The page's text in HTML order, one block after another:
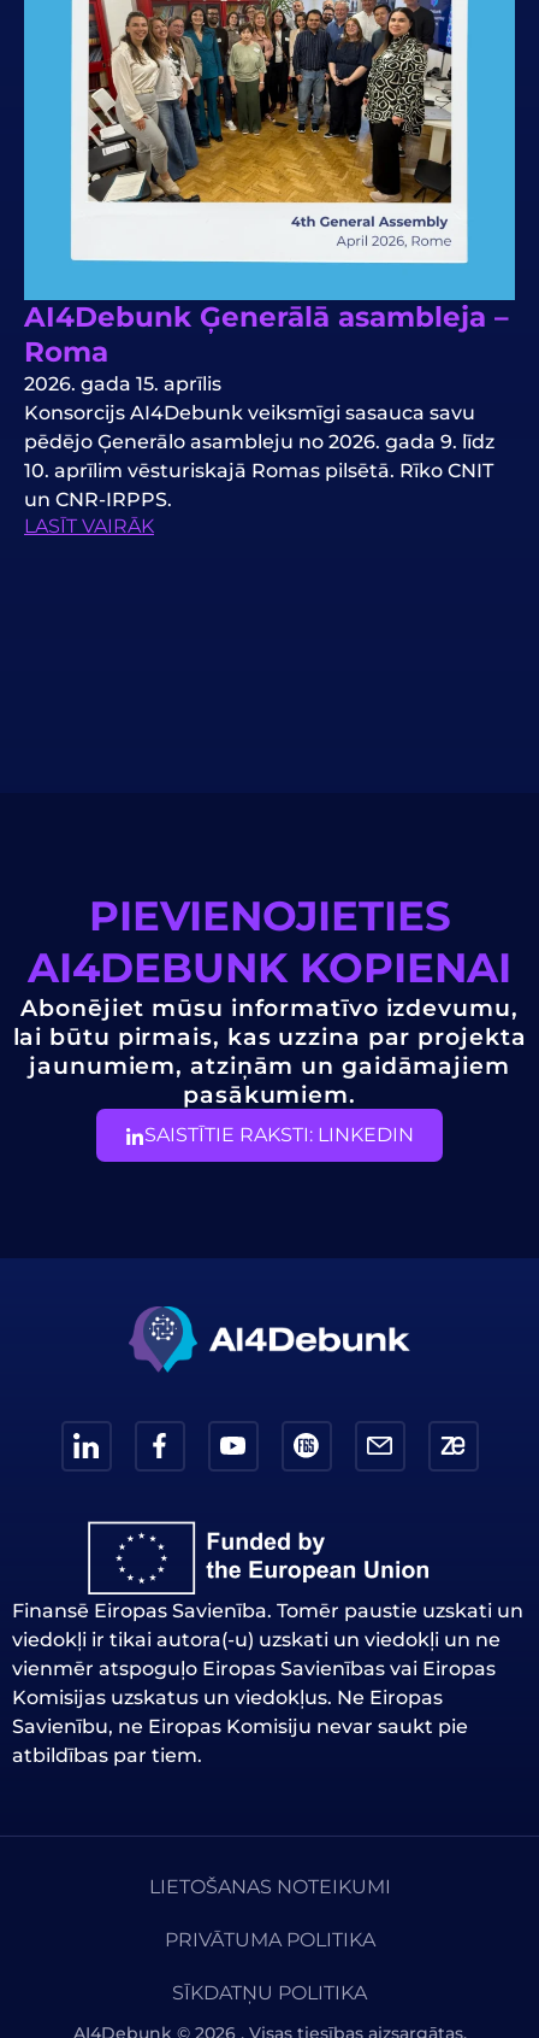
AI4Debunk Ģenerālā asambleja –
Roma
2026. gada 15. aprīlis
Konsorcijs AI4Debunk veiksmīgi sasauca savu
pēdējo Ģenerālo asambleju no 2026. gada 9. līdz
10. aprīlim vēsturiskajā Romas pilsētā. Rīko CNIT
un CNR-IRPPS.
LASĪT VAIRĀK
PIEVIENOJIETIES
AI4DEBUNK KOPIENAI
Abonējiet mūsu informatīvo izdevumu,
lai būtu pirmais, kas uzzina par projekta
jaunumiem, atziņām un gaidāmajiem
pasākumiem.
SAISTĪTIE RAKSTI: LINKEDIN
Finansē Eiropas Savienība. Tomēr paustie uzskati un
viedokļi ir tikai autora(-u) uzskati un viedokļi un ne
vienmēr atspoguļo Eiropas Savienības vai Eiropas
Komisijas uzskatus un viedokļus. Ne Eiropas
Savienību, ne Eiropas Komisiju nevar saukt pie
atbildības par tiem.
LIETOŠANAS NOTEIKUMI
PRIVĀTUMA POLITIKA
SĪKDATŅU POLITIKA
AI4Debunk © 2026 . Visas tiesības aizsargātas.